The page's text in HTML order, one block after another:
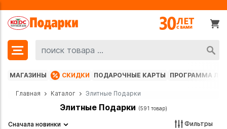
МАГАЗИНЫ СКИДКИ ПОДАРОЧНЫЕ КАРТЫ ПРОГРАММА
Главная Каталог Элитные Подарки
Элитные Подарки (591 товар)
Сначала новинки Фильтры